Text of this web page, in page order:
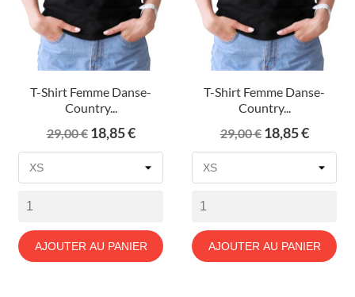
T-Shirt Femme Danse-
Country...
Prix
de
29,00 € Prix
18,85 €
AJOUTER AU PANIER
T-Shirt Femme Danse-
Country...
Prix
de
29,00 € Prix
18,85 €
AJOUTER AU PANIER